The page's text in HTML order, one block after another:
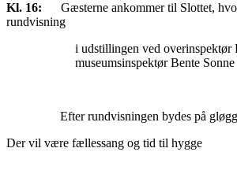
Kl. 16: Gæsterne ankommer til Slottet,
rundvisning
i udstillingen ved overinspektør
museumsinspektør Bente Sonne
Efter rundvisningen bydes på gløgg
Der vil være fællessang og tid til hygge